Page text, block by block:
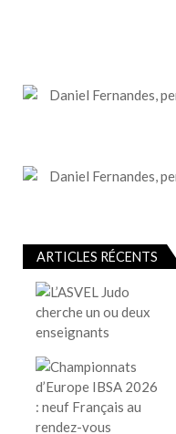
i
d
e
ARTICLES RÉCENTS